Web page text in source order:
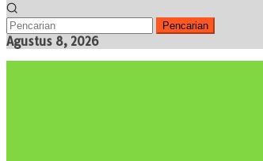
Pencarian
Agustus 8, 2026